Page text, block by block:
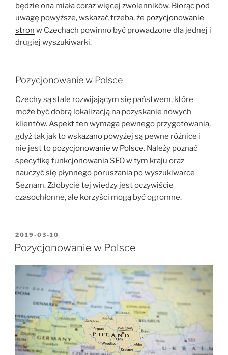
będzie ona miała coraz więcej zwolenników. Biorąc pod
uwagę powyższe, wskazać trzeba, że pozycjonowanie
stron w Czechach powinno być prowadzone dla jednej i
drugiej wyszukiwarki.
Pozycjonowanie w Polsce
Czechy są stale rozwijającym się państwem, które
może być dobrą lokalizacją na pozyskanie nowych
klientów. Aspekt ten wymaga pewnego przygotowania,
gdyż tak jak to wskazano powyżej są pewne różnice i
nie jest to pozycjonowanie w Polsce. Należy poznać
specyfikę funkcjonowania SEO w tym kraju oraz
nauczyć się płynnego poruszania po wyszukiwarce
Seznam. Zdobycie tej wiedzy jest oczywiście
czasochłonne, ale korzyści mogą być ogromne.
OPUBLIKOWANE
W
2019-03-10
Pozycjonowanie w Polsce